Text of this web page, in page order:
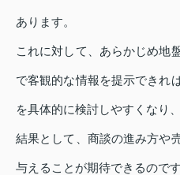
あります。
これに対して、あらかじめ地
で客観的な情報を提示できれ
を具体的に検討しやすくなり
結果として、商談の進み方や
与えることが期待できるのです